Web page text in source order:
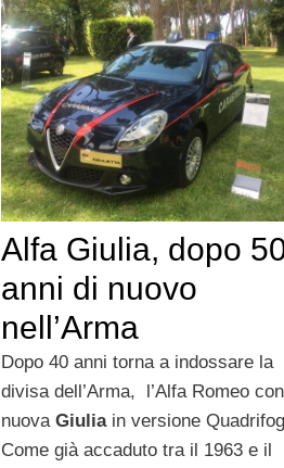
Alfa Giulia, dopo
anni di nuovo
nell’Arma
Dopo 40 anni torna a indossare la
divisa dell’Arma, l’Alfa Romeo
nuova Giuliain versione
Come già accaduto tra il 1963 e il